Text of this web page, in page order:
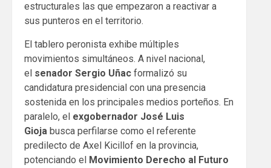
estructurales las que empezaron a reactivar a
sus punteros en el territorio.
El tablero peronista exhibe múltiples
movimientos simultáneos. A nivel nacional,
el senador Sergio Uñac formalizó su
candidatura presidencial con una presencia
sostenida en los principales medios porteños. En
paralelo, el exgobernador José Luis
Gioja busca perfilarse como el referente
predilecto de Axel Kicillof en la provincia,
potenciando el
Movimiento Derecho al Futuro